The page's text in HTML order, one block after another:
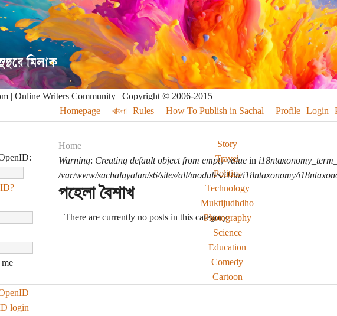
| Online Writers Community | Copyright © 2006-2015
Homepage
বাংলা Rules How To Publish in Sachal Profile Login
Story
Travel
Politics
Technology
Muktijudhdho
Photography
Science
Education
Comedy
Cartoon
login
Home
Warning: Creating default object from empty valuein
/var/www/sachalayatan/s6/sites/all/modules/i18n/i18ntaxonomy/
পহেলা বৈশাখ
There are currently no posts in this category.